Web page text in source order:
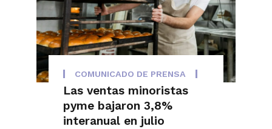
COMUNICADO DE PRENSA
Las ventas minoristas
pyme bajaron 3,8%
interanual en julio